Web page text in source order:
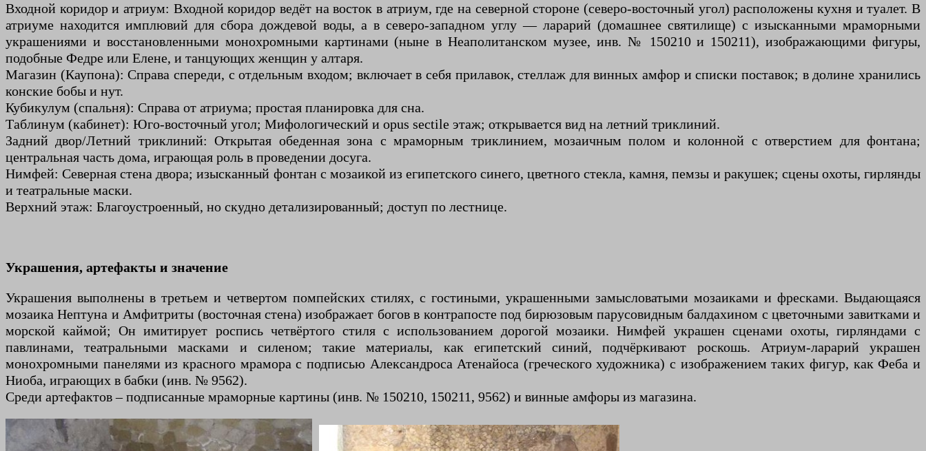
Входной коридор и атриум: Входной коридор ведёт на восток в атриум, где на северной стороне (северо-восточный угол) расположены кухня и туалет. В
атриуме находится имплювий для сбора дождевой воды, а в северо-западном углу — ларарий (домашнее святилище) с изысканными мраморными
украшениями и восстановленными монохромными картинами (ныне в Неаполитанском музее, инв. № 150210 и 150211), изображающими фигуры,
подобные Федре или Елене, и танцующих женщин у алтаря.
Магазин (Каупона): Справа спереди, с отдельным входом; включает в себя прилавок, стеллаж для винных амфор и списки поставок; в долине хранились
конские бобы и нут.
Кубикулум (спальня): Справа от атриума; простая планировка для сна.
Таблинум (кабинет): Юго-восточный угол; Мифологический и opus sectile этаж; открывается вид на летний триклиний.
Задний двор/Летний триклиний: Открытая обеденная зона с мраморным триклинием, мозаичным полом и колонной с отверстием для фонтана;
центральная часть дома, играющая роль в проведении досуга.
Нимфей: Северная стена двора; изысканный фонтан с мозаикой из египетского синего, цветного стекла, камня, пемзы и ракушек; сцены охоты, гирлянды
и театральные маски.
Верхний этаж: Благоустроенный, но скудно детализированный; доступ по лестнице.
Украшения, артефакты и значение
Украшения выполнены в третьем и четвертом помпейских стилях, с гостиными, украшенными замысловатыми мозаиками и фресками. Выдающаяся
мозаика Нептуна и Амфитриты (восточная стена) изображает богов в контрапосте под бирюзовым парусовидным балдахином с цветочными завитками и
морской каймой; Он имитирует роспись четвёртого стиля с использованием дорогой мозаики. Нимфей украшен сценами охоты, гирляндами с
павлинами, театральными масками и силеном; такие материалы, как египетский синий, подчёркивают роскошь. Атриум-ларарий украшен
монохромными панелями из красного мрамора с подписью Александроса Атенайоса (греческого художника) с изображением таких фигур, как Феба и
Ниоба, играющих в бабки (инв. № 9562).
Среди артефактов – подписанные мраморные картины (инв. № 150210, 150211, 9562) и винные амфоры из магазина.